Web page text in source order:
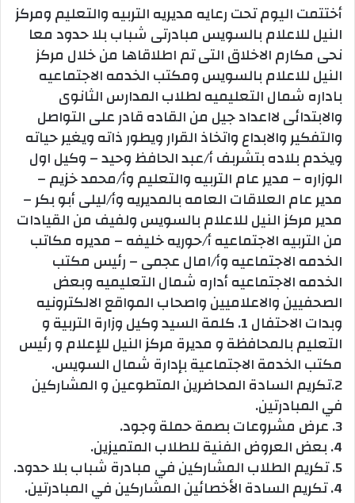
أختتمت اليوم تحت رعايه مديريه التربيه والتعليم ومركز
النيل للاعلام بالسويس مبادرتى شباب بلا حدود معا
نحى مكارم الاخلاق التى تم اطلاقاها من خلال مركز
النيل للاعلام بالسويس ومكتب الخدمه الاجتماعيه
باداره شمال التعليميه لطلاب المدارس الثانوى
والابتدائى لااعداد جيل من القاده قادر على التواصل
والتفكير والابداع واتخاذ القرار ويطور ذاته ويغير حياته
ويخدم بلاده بتشربف أ/عبد الحافظ وحيد – وكيل اول
الوزاره – مدير عام التربيه والتعليم وأ/محمد خزيم –
مدير عام العلاقات العامه بالمديريه وأ/ليلى أبو بكر –
مدير مركز النيل للاعلام بالسويس ولفيف من القيادات
من التربيه الاجتماعيه أ/حوريه خليفه – مديره مكاتب
الخدمه الاجتماعيه وأ/امال عجمى – رئيس مكتب
الخدمه الاجتماعيه أداره شمال التعليميه وبعض
الصحفيين والاعلاميين واصحاب المواقع الالكترونيه
وبدات الاحتفال 1. كلمة السيد وكيل وزارة التربية و
التعليم بالمحافظة و مديرة مركز النيل للإعلام و رئيس
مكتب الخدمة الاجتماعية بإدارة شمال السويس.
2.تكريم السادة المحاضرين المتطوعين و المشاركين
في المبادرتين.
3. عرض مشروعات بصمة حملة وجود.
4. بعض العروض الفنية للطلاب المتميزين.
5. تكريم الطلاب المشاركين في مبادرة شباب بلا حدود.
4. تكريم السادة الأخصائين المشاركين في المبادرتين.